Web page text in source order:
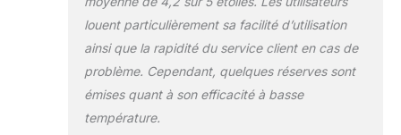
louent particulièrement sa facilité d’utilisation
ainsi que la rapidité du service client en cas de
problème. Cependant, quelques réserves sont
émises quant à son efficacité à basse
température.